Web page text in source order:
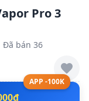
Pro 3
Đã bán 36
APP -100K